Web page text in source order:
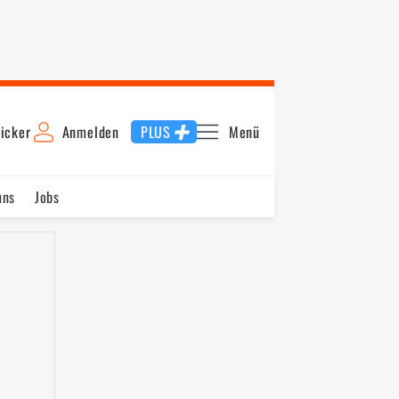
Anmelden PLUS Menü
Jobs